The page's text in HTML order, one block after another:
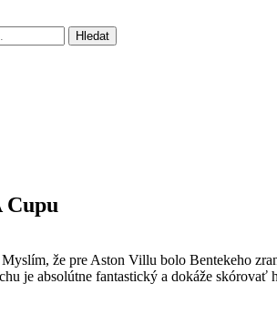
Cupu
že pre Aston Villu bolo Bentekeho
je absolútne fantastický a dokáže